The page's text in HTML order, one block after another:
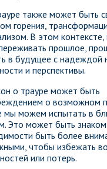
также может быть
горения,
В этом
прошлое,
в будущее с надеждой
и перспективы.
о трауре может быть
о возможном
мы можем испытать в
Это может быть
быть более
чтобы избежать
или потерь.